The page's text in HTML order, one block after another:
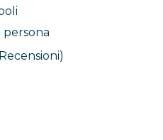
persona